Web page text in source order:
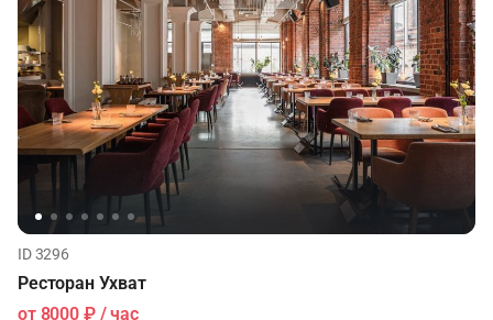
ID 3296
Ресторан Ухват
от 8000 ₽/ час